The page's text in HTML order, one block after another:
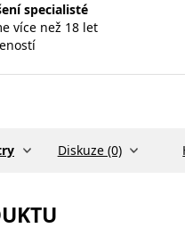
specialisté
více než 18 let
Diskuze (0)